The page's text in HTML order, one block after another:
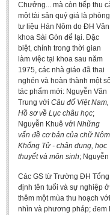
To Build a Standard
80 Years of New Poetry
ALUMNI
Alumni Association
Scholarship Fund
STUDENT ACTIVITIES
Literature Club
Calligraphy Club
Chưởng... mà còn tiếp thu
một tài sản quý giá là phòng
tư liệu Hán Nôm do ĐH Văn
khoa Sài Gòn để lại. Đặc
biệt, chính trong thời gian
làm việc tại khoa sau năm
1975, các nhà giáo đã thai
nghén và hoàn thành một
tác phẩm mới: Nguyễn Văn
Trung với Câu đố Việt Nam,
Hồ sơ về Lục châu học;
Nguyễn Khuê với Những
vấn đề cơ bản của chữ
Khổng Tử - chân dung, học
thuyết và môn sinh;
Các GS từ Trường ĐH
định tên tuổi và sự nghiệp
thêm một mùa thu hoạch
nhìn và phương pháp; đem